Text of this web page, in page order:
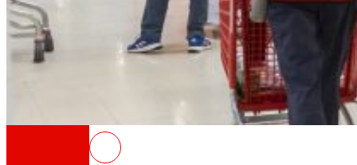
Compromisos
Compromisos EROSKI